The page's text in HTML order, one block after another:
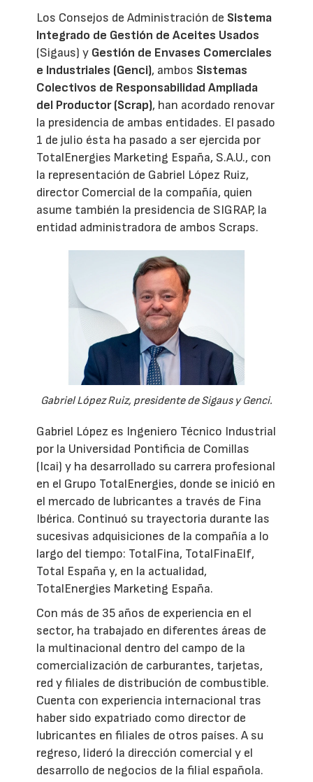
Los Consejos de Administración de Sistema
Integrado de Gestión de Aceites Usados
(Sigaus) y Gestión de Envases Comerciales
e Industriales (Genci), ambos Sistemas
Colectivos de Responsabilidad Ampliada
del Productor (Scrap), han acordado renovar
la presidencia de ambas entidades. El pasado
1 de julio ésta ha pasado a ser ejercida por
TotalEnergies Marketing España, S.A.U., con
la representación de Gabriel López Ruiz,
director Comercial de la compañía, quien
asume también la presidencia de SIGRAP, la
entidad administradora de ambos Scraps.
Gabriel López Ruiz, presidente de Sigaus y Genci.
Gabriel López es Ingeniero Técnico Industrial
por la Universidad Pontificia de Comillas
(Icai) y ha desarrollado su carrera profesional
en el Grupo TotalEnergies, donde se inició en
el mercado de lubricantes a través de Fina
Ibérica. Continuó su trayectoria durante las
sucesivas adquisiciones de la compañía a lo
largo del tiempo: TotalFina, TotalFinaElf,
Total España y, en la actualidad,
TotalEnergies Marketing España.
Con más de 35 años de experiencia en el
sector, ha trabajado en diferentes áreas de
la multinacional dentro del campo de la
comercialización de carburantes, tarjetas,
red y filiales de distribución de combustible.
Cuenta con experiencia internacional tras
haber sido expatriado como director de
lubricantes en filiales de otros países. A su
regreso, lideró la dirección comercial y el
desarrollo de negocios de la filial española.